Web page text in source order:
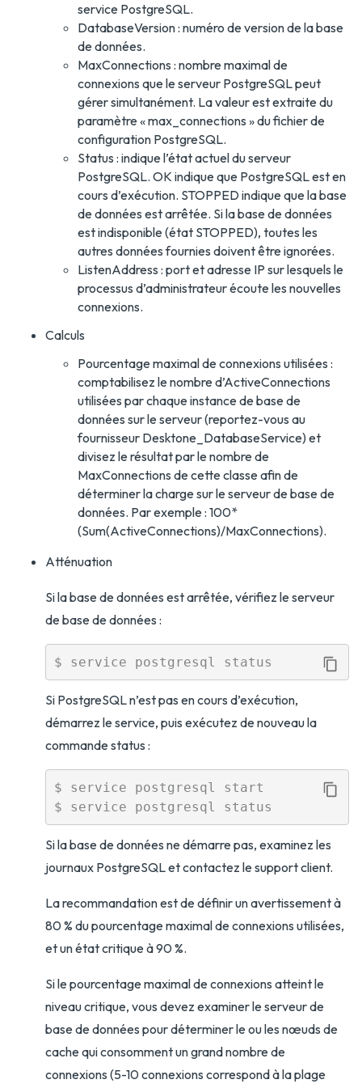
service PostgreSQL.
DatabaseVersion : numéro de version de la base
de données.
MaxConnections : nombre maximal de
connexions que le serveur PostgreSQL peut
gérer simultanément. La valeur est extraite du
paramètre « max_connections » du fichier de
configuration PostgreSQL.
Status : indique l’état actuel du serveur
PostgreSQL. OK indique que PostgreSQL est en
cours d’exécution. STOPPED indique que la base
de données est arrêtée. Si la base de données
est indisponible (état STOPPED), toutes les
autres données fournies doivent être ignorées.
ListenAddress : port et adresse IP sur lesquels le
processus d’administrateur écoute les nouvelles
connexions.
Calculs
Pourcentage maximal de connexions utilisées :
comptabilisez le nombre d’ActiveConnections
utilisées par chaque instance de base de
données sur le serveur (reportez-vous au
fournisseur Desktone_DatabaseService) et
divisez le résultat par le nombre de
MaxConnections de cette classe afin de
déterminer la charge sur le serveur de base de
données. Par exemple : 100*
(Sum(ActiveConnections)/MaxConnections).
Atténuation
Si la base de données est arrêtée, vérifiez le serveur
de base de données :
Si PostgreSQL n’est pas en cours d’exécution,
démarrez le service, puis exécutez de nouveau la
commande status :
$ service postgresql start
Si la base de données ne démarre pas, examinez les
journaux PostgreSQL et contactez le support client.
La recommandation est de définir un avertissement à
80 % du pourcentage maximal de connexions utilisées,
et un état critique à 90 %.
Si le pourcentage maximal de connexions atteint le
niveau critique, vous devez examiner le serveur de
base de données pour déterminer le ou les nœuds de
cache qui consomment un grand nombre de
connexions (5-10 connexions correspond à la plage